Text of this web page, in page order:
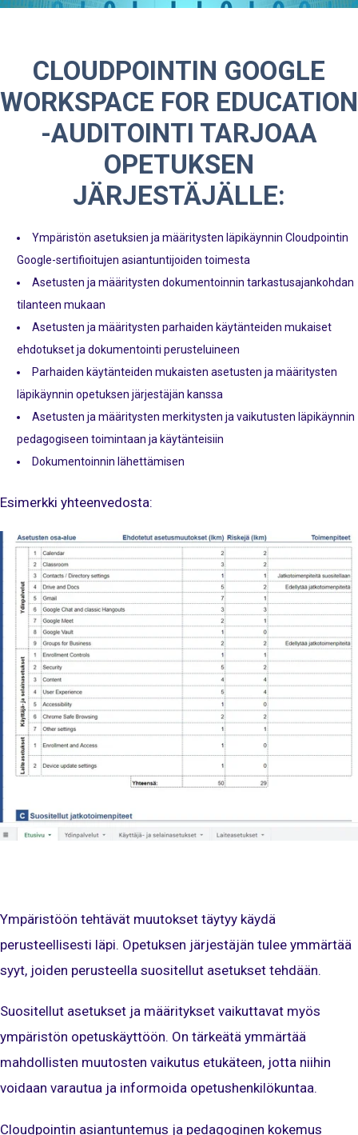
CLOUDPOINTIN GOOGLE
WORKSPACE FOR EDUCATION
-AUDITOINTI TARJOAA
OPETUKSEN
JÄRJESTÄJÄLLE:
Ympäristön asetuksien ja määritysten läpikäynnin Cloudpointin
Google-sertifioitujen asiantuntijoiden toimesta
Asetusten ja määritysten dokumentoinnin tarkastusajankohdan
tilanteen mukaan
Asetusten ja määritysten parhaiden käytänteiden mukaiset
ehdotukset ja dokumentointi perusteluineen
Parhaiden käytänteiden mukaisten asetusten ja määritysten
läpikäynnin opetuksen järjestäjän kanssa
Asetusten ja määritysten merkitysten ja vaikutusten läpikäynnin
pedagogiseen toimintaan ja käytänteisiin
Dokumentoinnin lähettämisen
Esimerkki yhteenvedosta:
Ympäristöön tehtävät muutokset täytyy käydä
perusteellisesti läpi. Opetuksen järjestäjän tulee ymmärtää
syyt, joiden perusteella suositellut asetukset tehdään.
Suositellut asetukset ja määritykset vaikuttavat myös
ympäristön opetuskäyttöön. On tärkeätä ymmärtää
mahdollisten muutosten vaikutus etukäteen, jotta niihin
voidaan varautua ja informoida opetushenkilökuntaa.
Cloudpointin asiantuntemus ja pedagoginen kokemus